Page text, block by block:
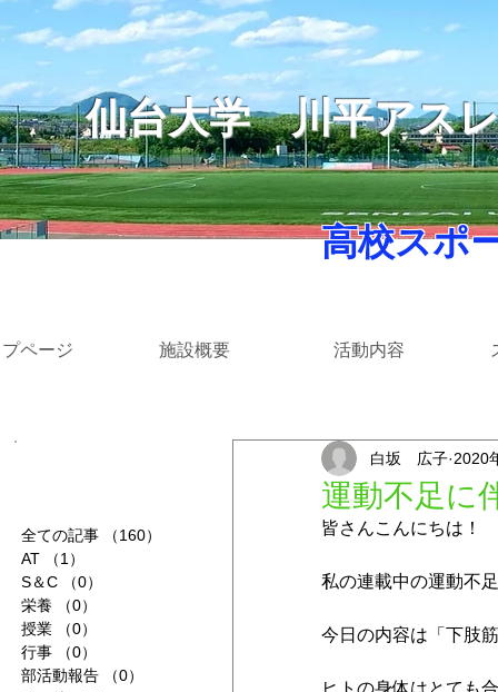
仙台大学川平アス
高校スポ
ページ 施設概要 活動内容
全ての記事 （160）
AT
（1）
S＆C
（0）
栄養
（0）
授業
（0）
行事
（0）
部活動報告
（0）
運動不足に
白坂 広子 2020
皆さんこんにちは！
私の連載中の運動不
今日の内容は「下肢
ヒトの身体はとても